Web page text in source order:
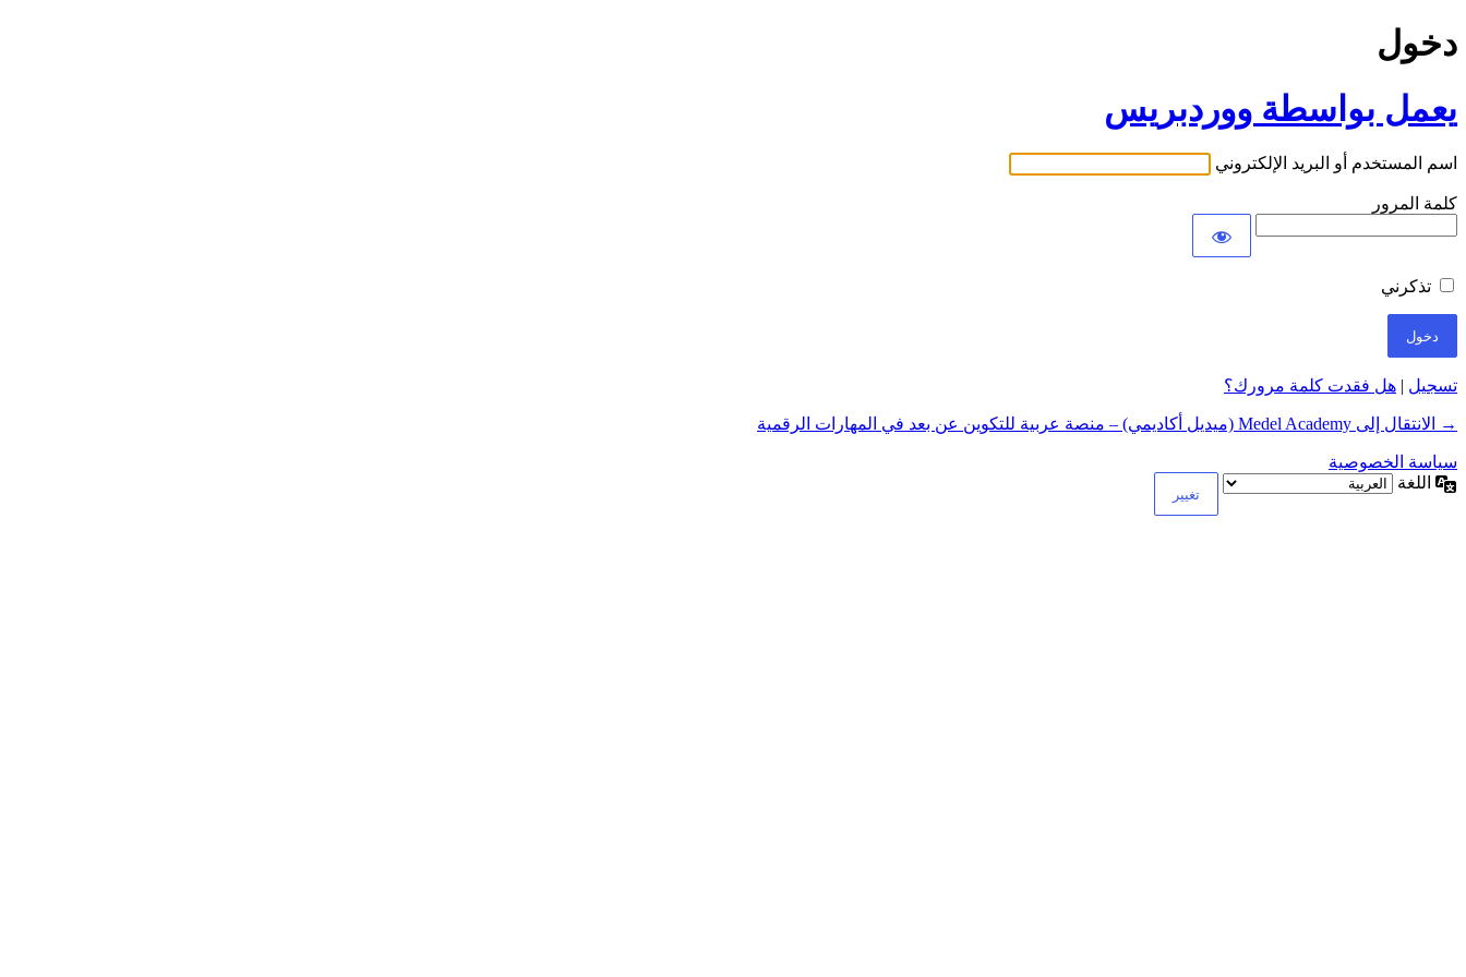
دخول
يعمل بواسطة ووردبريس
اسم المستخدم أو البريد الإلكتروني
كلمة المرور
تذكرني
تسجيل | هل فقدت كلمة مرورك؟
→ الانتقال إلى Medel Academy (ميديل أكاديمي) – منصة عربية للتكوين عن بعد في المهارات الرقمية
سياسة الخصوصية
اللغة